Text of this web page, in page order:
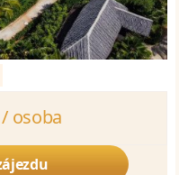
/ osoba